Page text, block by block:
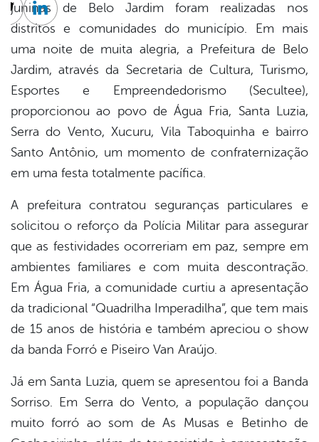
juninas de Belo Jardim foram realizadas nos
distritos e comunidades do município. Em mais
uma noite de muita alegria, a Prefeitura de Belo
Jardim, através da Secretaria de Cultura, Turismo,
Esportes e Empreendedorismo (Secultee),
proporcionou ao povo de Água Fria, Santa Luzia,
Serra do Vento, Xucuru, Vila Taboquinha e bairro
Santo Antônio, um momento de confraternização
em uma festa totalmente pacífica.
A prefeitura contratou seguranças particulares e
solicitou o reforço da Polícia Militar para assegurar
que as festividades ocorreriam em paz, sempre em
ambientes familiares e com muita descontração.
Em Água Fria, a comunidade curtiu a apresentação
da tradicional “Quadrilha Imperadilha”, que tem mais
de 15 anos de história e também apreciou o show
da banda Forró e Piseiro Van Araújo.
Já em Santa Luzia, quem se apresentou foi a Banda
Sorriso. Em Serra do Vento, a população dançou
muito forró ao som de As Musas e Betinho de
TwitterLinkedin